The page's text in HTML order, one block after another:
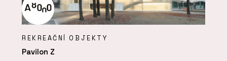
REKREAČNÍ OBJEKTY
Pavilon Z